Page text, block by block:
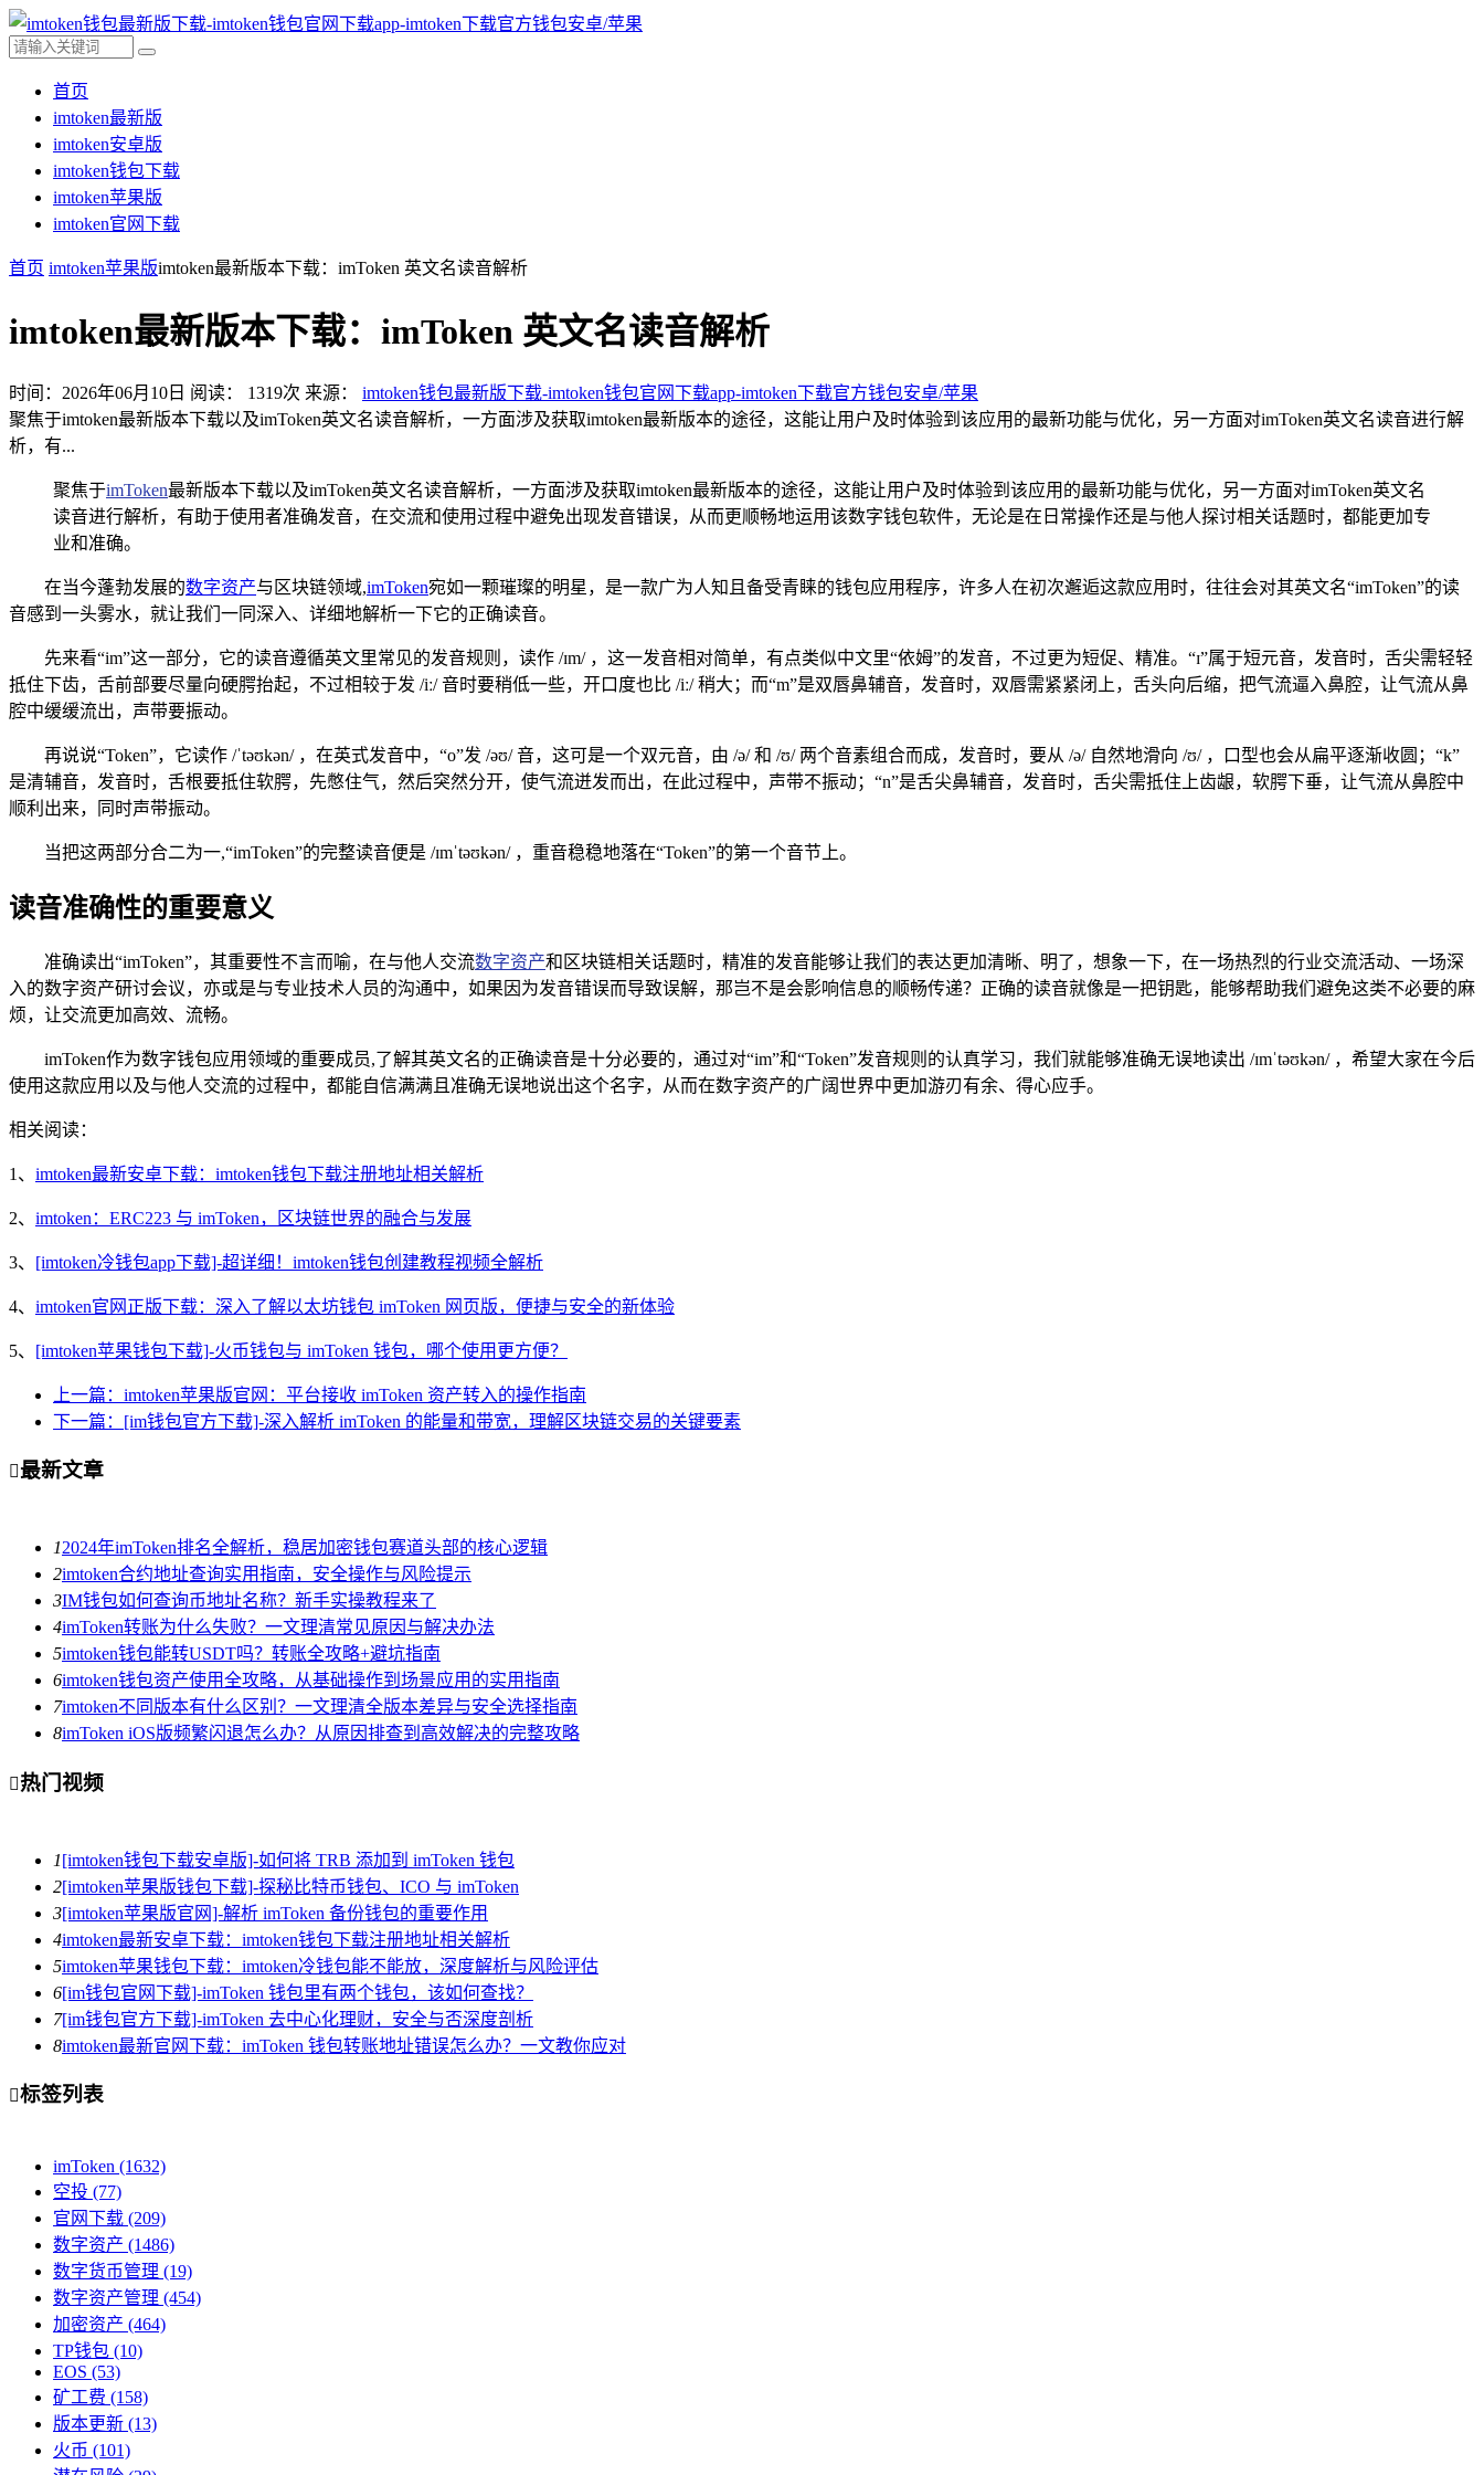
首页
imtoken最新版
imtoken安卓版
imtoken钱包下载
imtoken苹果版
imtoken官网下载
首页 imtoken苹果版imtoken最新版本下载：imToken 英文名读音解析
imtoken最新版本下载：imToken 英文名读音解析
时间：2026年06月10日 阅读： 1319次 来源： imtoken钱包最新版下载-imtoken钱包官网下载app-imtoken下载官方钱包安卓/苹果
聚焦于imtoken最新版本下载以及imToken英文名读音解析，一方面涉及获取imtoken最新版本的途径，这能让用户及时体验到该应用的最新功能与优化，另一方面对imToken英文名读音进行解
析，有...
聚焦于imToken最新版本下载以及imToken英文名读音解析，一方面涉及获取imtoken最新版本的途径，这能让用户及时体验到该应用的最新功能与优化，另一方面对imToken英文名
读音进行解析，有助于使用者准确发音，在交流和使用过程中避免出现发音错误，从而更顺畅地运用该数字钱包软件，无论是在日常操作还是与他人探讨相关话题时，都能更加专
业和准确。
在当今蓬勃发展的数字资产与区块链领域,imToken宛如一颗璀璨的明星，是一款广为人知且备受青睐的钱包应用程序，许多人在初次邂逅这款应用时，往往会对其英文名“imToken”的读
音感到一头雾水，就让我们一同深入、详细地解析一下它的正确读音。
先来看“im”这一部分，它的读音遵循英文里常见的发音规则，读作 /ɪm/ ，这一发音相对简单，有点类似中文里“依姆”的发音，不过更为短促、精准。“ɪ”属于短元音，发音时，舌尖需轻轻
抵住下齿，舌前部要尽量向硬腭抬起，不过相较于发 /iː/ 音时要稍低一些，开口度也比 /iː/ 稍大；而“m”是双唇鼻辅音，发音时，双唇需紧紧闭上，舌头向后缩，把气流逼入鼻腔，让气流从鼻
腔中缓缓流出，声带要振动。
再说说“Token”，它读作 /ˈtəʊkən/ ，在英式发音中，“o”发 /əʊ/ 音，这可是一个双元音，由 /ə/ 和 /ʊ/ 两个音素组合而成，发音时，要从 /ə/ 自然地滑向 /ʊ/ ，口型也会从扁平逐渐收圆；“k”
是清辅音，发音时，舌根要抵住软腭，先憋住气，然后突然分开，使气流迸发而出，在此过程中，声带不振动；“n”是舌尖鼻辅音，发音时，舌尖需抵住上齿龈，软腭下垂，让气流从鼻腔中
顺利出来，同时声带振动。
当把这两部分合二为一,“imToken”的完整读音便是 /ɪmˈtəʊkən/ ，重音稳稳地落在“Token”的第一个音节上。
读音准确性的重要意义
准确读出“imToken”，其重要性不言而喻，在与他人交流数字资产和区块链相关话题时，精准的发音能够让我们的表达更加清晰、明了，想象一下，在一场热烈的行业交流活动、一场深
入的数字资产研讨会议，亦或是与专业技术人员的沟通中，如果因为发音错误而导致误解，那岂不是会影响信息的顺畅传递？正确的读音就像是一把钥匙，能够帮助我们避免这类不必要的麻
烦，让交流更加高效、流畅。
imToken作为数字钱包应用领域的重要成员,了解其英文名的正确读音是十分必要的，通过对“im”和“Token”发音规则的认真学习，我们就能够准确无误地读出 /ɪmˈtəʊkən/ ，希望大家在今后
使用这款应用以及与他人交流的过程中，都能自信满满且准确无误地说出这个名字，从而在数字资产的广阔世界中更加游刃有余、得心应手。
相关阅读：
1、 imtoken最新安卓下载：imtoken钱包下载注册地址相关解析
2、 imtoken：ERC223 与 imToken，区块链世界的融合与发展
3、 [imtoken冷钱包app下载]-超详细！imtoken钱包创建教程视频全解析
4、 imtoken官网正版下载：深入了解以太坊钱包 imToken 网页版，便捷与安全的新体验
5、 [imtoken苹果钱包下载]-火币钱包与 imToken 钱包，哪个使用更方便？
上一篇：imtoken苹果版官网：平台接收 imToken 资产转入的操作指南
下一篇：[im钱包官方下载]-深入解析 imToken 的能量和带宽，理解区块链交易的关键要素
最新文章
12024年imToken排名全解析，稳居加密钱包赛道头部的核心逻辑
2imtoken合约地址查询实用指南，安全操作与风险提示
3IM钱包如何查询币地址名称？新手实操教程来了
4imToken转账为什么失败？一文理清常见原因与解决办法
5imtoken钱包能转USDT吗？转账全攻略+避坑指南
6imtoken钱包资产使用全攻略，从基础操作到场景应用的实用指南
7imtoken不同版本有什么区别？一文理清全版本差异与安全选择指南
8imToken iOS版频繁闪退怎么办？从原因排查到高效解决的完整攻略
热门视频
1[imtoken钱包下载安卓版]-如何将 TRB 添加到 imToken 钱包
2[imtoken苹果版钱包下载]-探秘比特币钱包、ICO 与 imToken
3[imtoken苹果版官网]-解析 imToken 备份钱包的重要作用
4imtoken最新安卓下载：imtoken钱包下载注册地址相关解析
5imtoken苹果钱包下载：imtoken冷钱包能不能放，深度解析与风险评估
6[im钱包官网下载]-imToken 钱包里有两个钱包，该如何查找？
7[im钱包官方下载]-imToken 去中心化理财，安全与否深度剖析
8imtoken最新官网下载：imToken 钱包转账地址错误怎么办？一文教你应对
标签列表
imToken (1632)
空投 (77)
官网下载 (209)
数字资产 (1486)
数字货币管理 (19)
数字资产管理 (454)
加密资产 (464)
TP钱包 (10)
EOS (53)
矿工费 (158)
版本更新 (13)
火币 (101)